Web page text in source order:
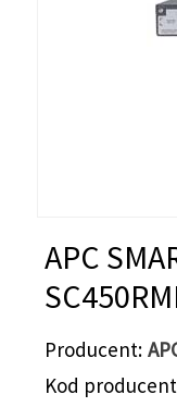
APC
Producent
Kod